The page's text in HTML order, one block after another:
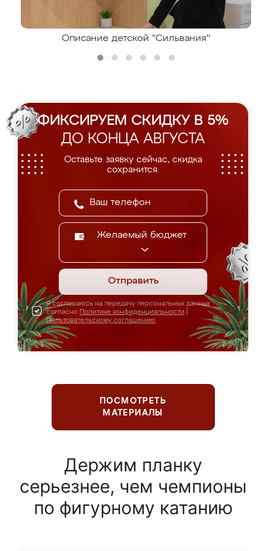
Описание детской "Сильвания"
ФИКСИРУЕМ СКИДКУ В 5%
ДО КОНЦА АВГУСТА
Оставьте заявку сейчас, скидка
сохранится.
Желаемый бюджет
Отправить
Я соглашаюсь на передачу персональных данных
согласно Политике конфиденциальности
Пользовательскому соглашению
ПОСМОТРЕТЬ
МАТЕРИАЛЫ
Держим планку
серьезнее, чем чемпионы
по фигурному катанию